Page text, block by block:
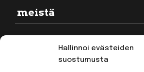
Hallinnoi evästeiden
suostumusta
meistä
Rekisteriseloste
Toimitusehdot